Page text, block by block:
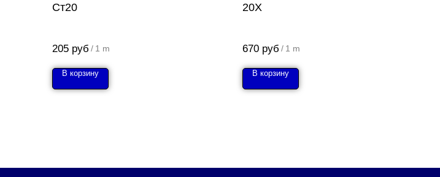
Ст20
205 руб / 1 m
В корзину
20Х
670 руб / 1 m
В корзину